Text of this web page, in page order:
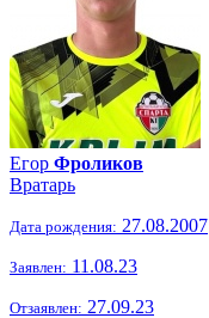
Егор Фроликов
Вратарь
Дата рождения: 27.08.2007
Заявлен: 11.08.23
Отзаявлен: 27.09.23